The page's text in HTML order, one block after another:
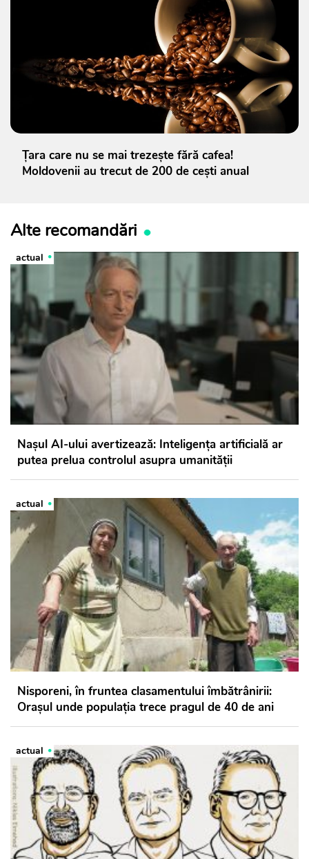
Țara care nu se mai trezește fără cafea!
Moldovenii au trecut de 200 de cești anual
Alte recomandări
actual
Nașul AI-ului avertizează: Inteligența artificială ar
putea prelua controlul asupra umanității
actual
Nisporeni, în fruntea clasamentului îmbătrânirii:
Orașul unde populația trece pragul de 40 de ani
actual